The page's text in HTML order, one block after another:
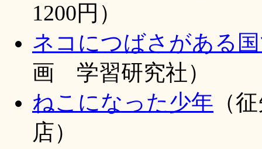
1200円）
ネコにつばさがある
画 学習研究社）
ねこになった少年 （
店）